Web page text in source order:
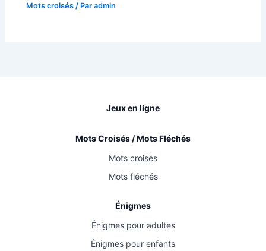
Mots croisés / Paradmin
Jeux en ligne
Mots Croisés / Mots Fléchés
Mots croisés
Mots fléchés
Énigmes
Énigmes pour adultes
Énigmes pour enfants